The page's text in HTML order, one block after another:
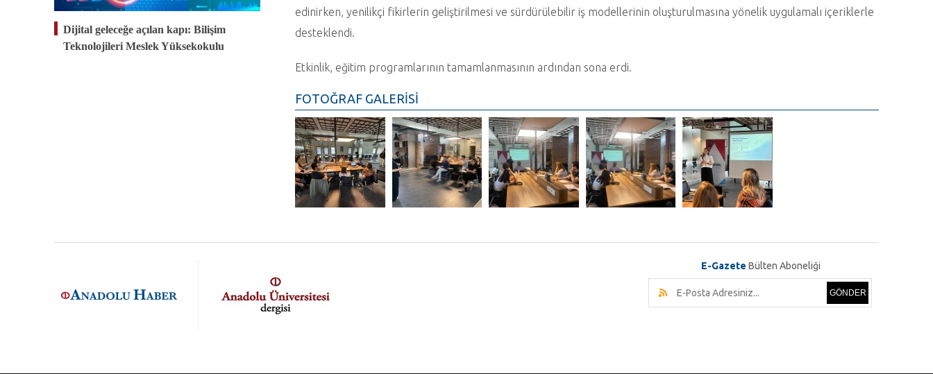
edinirken, yenilikçi fikirlerin geliştirilmesi ve sürdürülebilir iş modellerinin oluşturulmasına yönelik uygulamalı içeriklerle
desteklendi.
Etkinlik, eğitim programlarının tamamlanmasının ardından sona erdi.
FOTOĞRAF GALERİSİ
Dijital geleceğe açılan kapı: Bilişim
Teknolojileri Meslek Yüksekokulu
E-Gazete Bülten Aboneliği
GÖNDER